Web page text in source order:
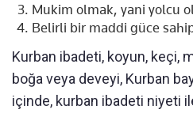
Mukim olmak, yani yolcu
Belirli bir maddi güce
Kurban ibadeti, koyun, keçi,
boğa veya deveyi, Kurban
içinde, kurban ibadeti niyeti